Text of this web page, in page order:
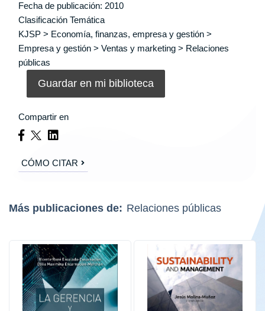
Fecha de publicación: 2010
Clasificación Temática
KJSP > Economía, finanzas, empresa y gestión >
Empresa y gestión > Ventas y marketing > Relaciones
públicas
Guardar en mi biblioteca
Compartir en
CÓMO CITAR
Más publicaciones de: Relaciones públicas